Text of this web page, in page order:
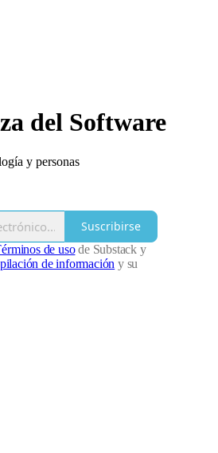
del Software
y personas
Suscribirse
de usode Substack y
de información y su